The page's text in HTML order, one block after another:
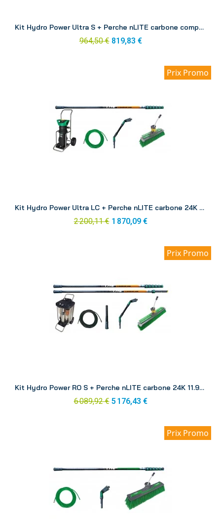
Kit Hydro Power Ultra S + Perche nLITE carbone composite 6.00 m DINK1
964,50 € 819,83 €
Prix Promo
Kit Hydro Power Ultra LC + Perche nLITE carbone 24K 8.60 m DINK3
2 200,11 € 1 870,09 €
Prix Promo
Kit Hydro Power RO S + Perche nLITE carbone 24K 11.90 m RONK1
6 089,92 € 5 176,43 €
Prix Promo